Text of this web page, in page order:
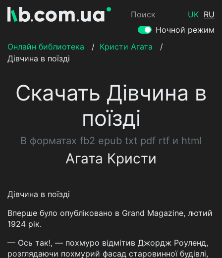
Поиск UK RU
Ночной режим
Онлайн библиотека
/ Кристи Агата
/
Дівчина в поїзді
Скачать Дівчина в
поїзді
В форматах fb2 epub txt pdf rtf и html
Агата Кристи
Дівчина в поїзді
Вперше було опубліковано в Grand Magazine, лютий
1924 рік.
— Ось так!, — похмуро відмітив Джордж Роуленд,
розглядаючи похмурий фасад старовинної будівлі,